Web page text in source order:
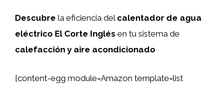
Descubre la eficiencia del calentador de agua
eléctrico El Corte Inglés en tu sistema de
calefacción y aire acondicionado
[content-egg module=Amazon template=list